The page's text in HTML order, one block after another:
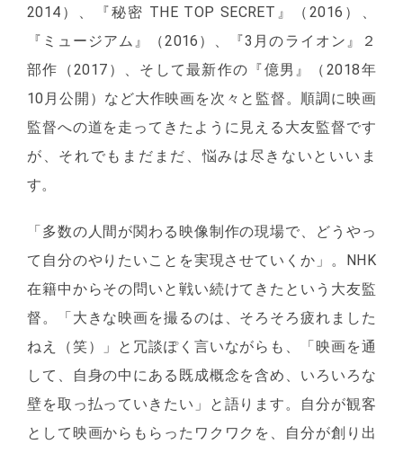
2014）、『秘密 THE TOP SECRET』（2016）、
『ミュージアム』（2016）、『3月のライオン』２
部作（2017）、そして最新作の『億男』（2018年
10月公開）など大作映画を次々と監督。順調に映画
監督への道を走ってきたように見える大友監督です
が、それでもまだまだ、悩みは尽きないといいま
す。
「多数の人間が関わる映像制作の現場で、どうやっ
て自分のやりたいことを実現させていくか」。NHK
在籍中からその問いと戦い続けてきたという大友監
督。「大きな映画を撮るのは、そろそろ疲れました
ねえ（笑）」と冗談ぽく言いながらも、「映画を通
して、自身の中にある既成概念を含め、いろいろな
壁を取っ払っていきたい」と語ります。自分が観客
として映画からもらったワクワクを、自分が創り出